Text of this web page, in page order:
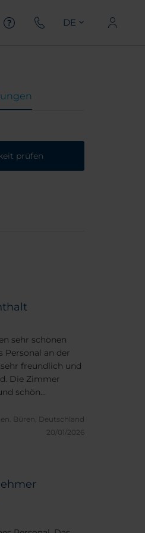
DE
prüfen
sehr schönen
Personal an der
freundlich und
schön
die Nähe zur U-
gelegen. Nette
Büren, Deutschland
20/01/2026